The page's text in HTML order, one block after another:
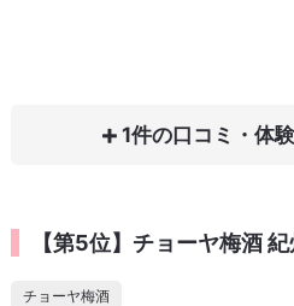
1件の口コミ・体
【第5位】チョーヤ梅酒
チョーヤ梅酒